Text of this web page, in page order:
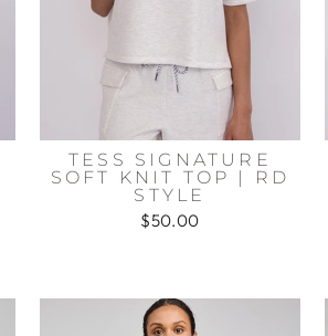
TESS SIGNATURE
SOFT KNIT TOP | RD
STYLE
$50.00